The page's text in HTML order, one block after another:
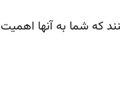
که شما به آنها اهمیت